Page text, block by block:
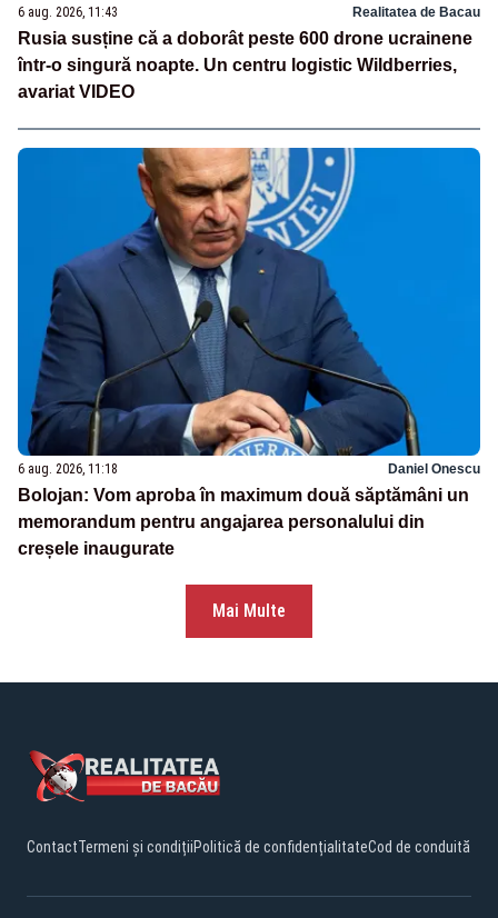
6 aug. 2026, 11:43 Realitatea de Bacau
Rusia susține că a doborât peste 600 drone ucrainene
într-o singură noapte. Un centru logistic Wildberries,
avariat VIDEO
6 aug. 2026, 11:18 Daniel Onescu
Bolojan: Vom aproba în maximum două săptămâni un
memorandum pentru angajarea personalului din
creșele inaugurate
Mai Multe
ContactTermeni și condițiiPolitică de confidențialitateCod de conduită